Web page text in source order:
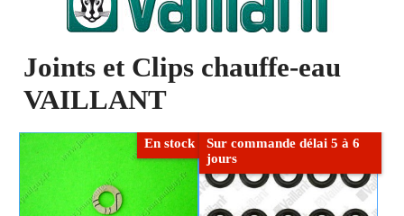
Joints et Clips chauffe-eau
VAILLANT
En stock
Sur commande délai 5 à 6
jours